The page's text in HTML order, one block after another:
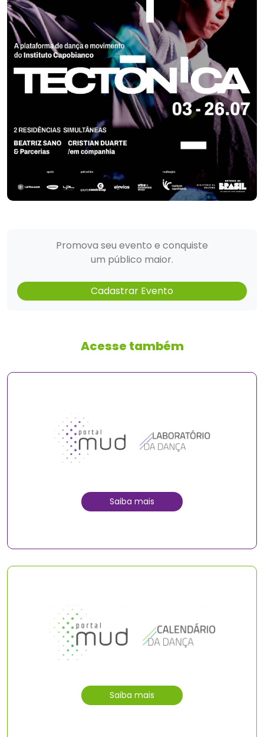
Promova seu evento e conquiste
um público maior.
Cadastrar Evento
Acesse também
Saiba mais
Saiba mais